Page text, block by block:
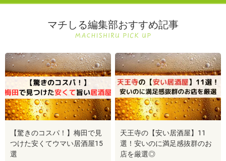
マチしる編集部おすすめ記事
【驚きのコスパ！】梅田で見
つけた安くてウマい居酒屋15
選
天王寺の【安い居酒屋】11
選！安いのに満足感抜群のお
店を厳選◎